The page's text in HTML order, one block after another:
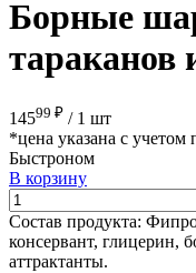
Борные
тараканов
14599 ₽ / 1 шт
*цена указана с
Быстроном
В корзину
Состав продукта:
консервант, глицерин,
аттрактанты.